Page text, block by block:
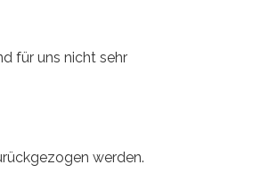
für uns nicht sehr
werden.